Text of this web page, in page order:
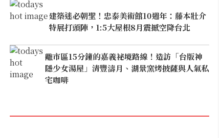
建築迷必朝聖！忠泰美術館10週年：藤本壯介
特展打頭陣，1:5大屋根8月震撼空降台北
離市區15分鐘的嘉義祕境路線！造訪「台版神
隱少女湯屋」清豐濤月、湖景窯烤披薩與人氣私
宅咖啡